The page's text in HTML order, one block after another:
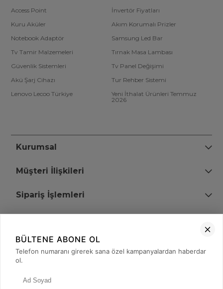
Access Point
İnvertör Fiyatları
Kuru Aküler
Akım Korumalı Prizler
Notebook Adaptör
Samsung Led Bar
Tv Tamir Malzemeleri
Tırnak Masa Lambası
Güvenlik Sistemleri
Tv Panel Değişimi
Akü Şarj Cihazı
Tur Rehber Sistemi
Lenovo Lecoo Türkiye
Yeni İthalat Ürünleri Temmuz
2026
Kurumsal
Müşteri İlişkileri
Sipariş İşlemleri
+90 (850) 473 08 08
BÜLTENE ABONE OL
Telefon numaranı girerek sana özel kampanyalardan haberdar
ol.